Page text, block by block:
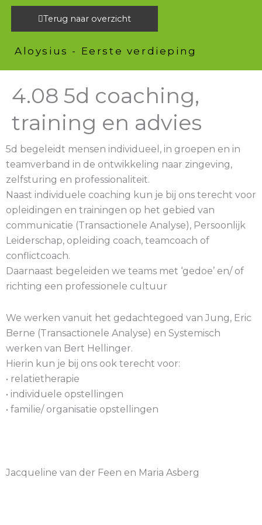
inhoud
Terug naar overzicht
Aloysius - Eerste verdieping
4.08 5d coaching,
training en advies
5d begeleidt mensen individueel, in groepen en in
teamverband in de ontwikkeling naar zingeving,
zelfsturing en professionaliteit.
Naast individuele coaching kun je bij ons terecht voor
opleidingen en trainingen op het gebied van
communicatie (Transactionele Analyse), Persoonlijk
Leiderschap, opleiding coach, teamcoach of
conflictcoach.
Daarnaast begeleiden we teams met ‘gedoe’ en/ of
richting een professionele cultuur
We werken vanuit het gedachtegoed van Jung, Eric
Berne (Transactionele Analyse) en Systemisch
werken van Bert Hellinger.
Hierin kun je bij ons ook terecht voor:
• relatietherapie
• individuele opstellingen
• familie/ organisatie opstellingen
Jacqueline van der Feen en Maria Asberg